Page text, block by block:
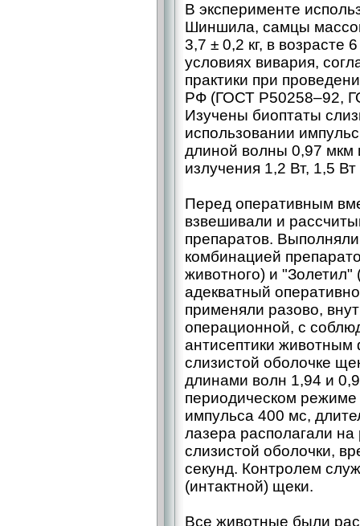
В эксперименте
Шиншила, самцы
3,7 ± 0,2 кг, в возрасте
условиях вивария,
практики при
РФ (ГОСТ Р50258–92,
Изучены биоптаты
использовании
длиной волны 0,97
излучения 1,2 Вт, 1,5 Вт
Перед оперативным
взвешивали и
препаратов.
комбинацией
животного) и "Золетил"
адекватный
применяли разово,
операционной, с
антисептики
слизистой оболочке
длинами волн 1,94 и
периодическом
импульса 400 мс,
лазера располагали
слизистой оболочки,
секунд. Контролем
(интактной) щеки.
Все животные были